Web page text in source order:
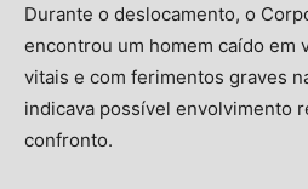
Durante o deslocamento, o
encontrou um homem caído em
vitais e com ferimentos graves
indicava possível envolvimento
confronto.